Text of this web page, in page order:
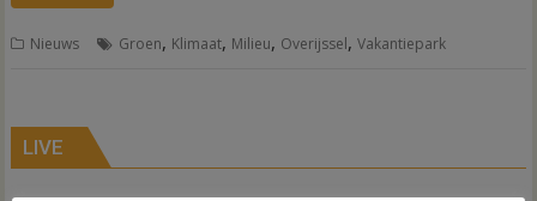
Nieuws Groen, Klimaat, Milieu, Overijssel,Vakantiepark
LIVE